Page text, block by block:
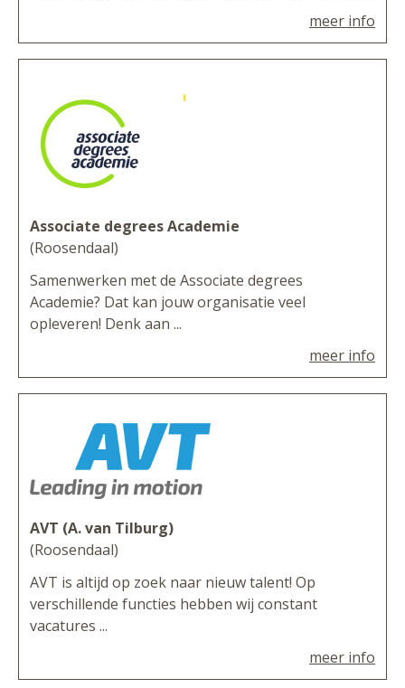
meer info
Associate degrees Academie
(Roosendaal)
Samenwerken met de Associate degrees
Academie? Dat kan jouw organisatie veel
opleveren! Denk aan ...
meer info
AVT (A. van Tilburg)
(Roosendaal)
AVT is altijd op zoek naar nieuw talent! Op
verschillende functies hebben wij constant
vacatures ...
meer info